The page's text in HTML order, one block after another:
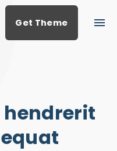
Get Theme